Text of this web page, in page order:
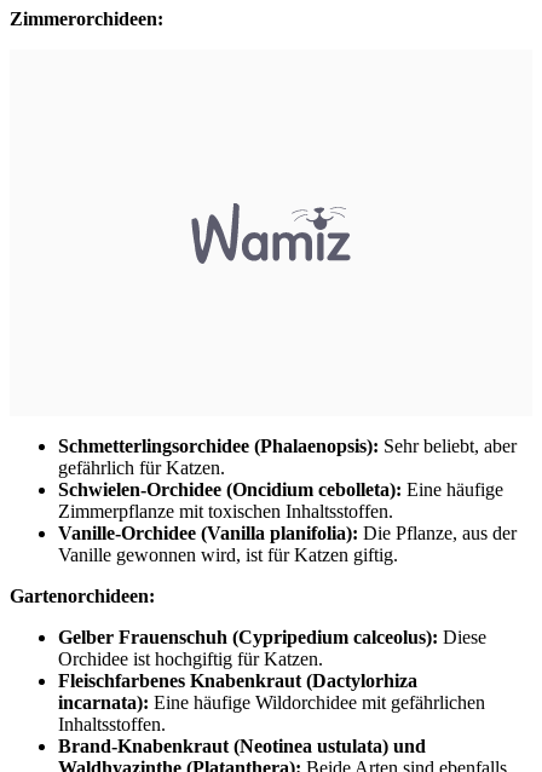
Zimmerorchideen:
Schmetterlingsorchidee (Phalaenopsis): Sehr beliebt, aber
gefährlich für Katzen.
Schwielen-Orchidee (Oncidium cebolleta): Eine häufige
Zimmerpflanze mit toxischen Inhaltsstoffen.
Vanille-Orchidee (Vanilla planifolia): Die Pflanze, aus der
Vanille gewonnen wird, ist für Katzen giftig.
Gartenorchideen:
Gelber Frauenschuh (Cypripedium calceolus): Diese
Orchidee ist hochgiftig für Katzen.
Fleischfarbenes Knabenkraut (Dactylorhiza
incarnata): Eine häufige Wildorchidee mit gefährlichen
Inhaltsstoffen.
Brand-Knabenkraut (Neotinea ustulata) und